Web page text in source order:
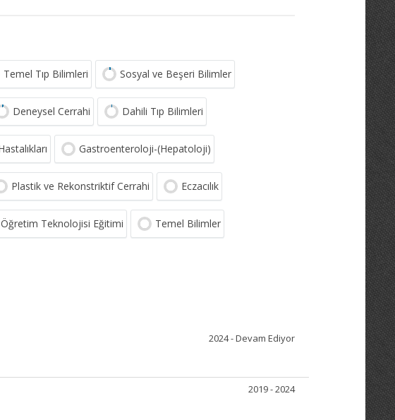
Temel Tıp Bilimleri Sosyal ve Beşeri Bilimler
Deneysel Cerrahi Dahili Tıp Bilimleri
Gastroenteroloji-(Hepatoloji)
Plastik ve Rekonstriktif Cerrahi Eczacılık
Teknolojisi Eğitimi Temel Bilimler
2024 - Devam Ediyor
2019 - 2024